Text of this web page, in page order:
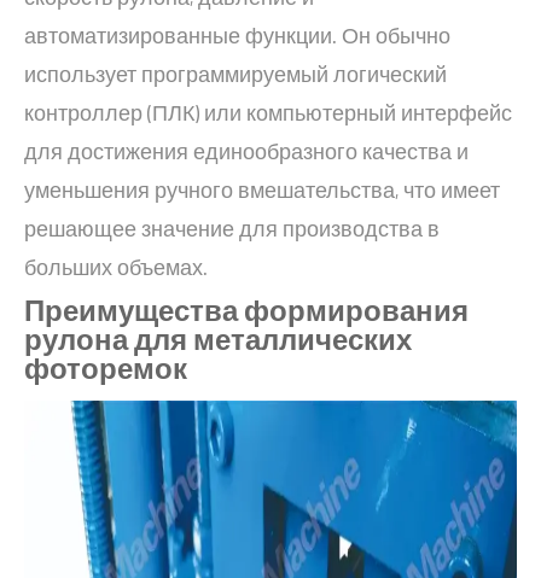
автоматизированные функции. Он обычно
использует программируемый логический
контроллер (ПЛК) или компьютерный интерфейс
для достижения единообразного качества и
уменьшения ручного вмешательства, что имеет
решающее значение для производства в
больших объемах.
Преимущества формирования
рулона для металлических
фоторемок